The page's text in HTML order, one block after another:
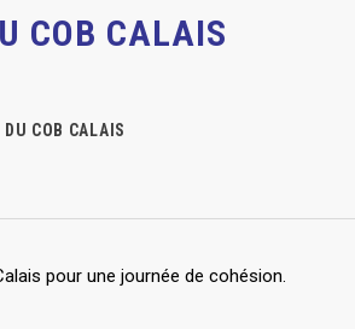
COB CALAIS
COB CALAIS
pour une journée de cohésion.